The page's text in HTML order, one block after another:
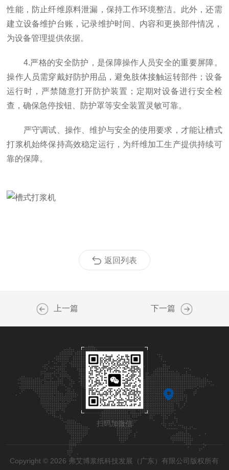
性能，防止纤维原料泄漏，保持工作环境整洁。此外，还需
建立设备维护台账，记录维护时间、内容和更换部件情况，
为设备管理提供依据。
4.严格的安全防护，是保障操作人员安全的重要屏障。
操作人员需穿戴好防护用品，避免肢体接触运转部件；设备
运行时，严禁随意打开防护装置；定期对设备进行安全检
查，确保急停按钮、防护罩等安全装置灵敏可靠。
严守调试、操作、维护与安全的使用要求，才能让槽式
打浆机始终保持高效稳定运行，为纤维加工生产提供持续可
靠的保障。
返回列表
上一篇 下一篇
扫码加微信
Copyright © 2026 弗艾博浆纸科技发展（广东）有限公司版权所有